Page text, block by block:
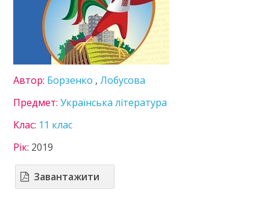
Географія
Геометрія
Економіка
Зарубіжна література
Інформатика
Іспанська мова
Література
Математика
Німецька мова
Правознавство
Автор: Борзенко ,Лобусова
Предмет:Українська література
Клас: 11 клас
Рік: 2019
Завантажити